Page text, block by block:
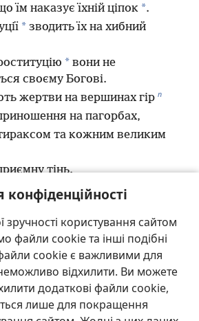
користування сайтом
файли cookie та інші подібні
файли cookie є важливими для
неможливо відхилити. Ви можете
додаткові файли cookie,
лише для покращення
їм наказує їхній ціпок *.
* зводить їх на хибний
* вони не
своєму Богові.
жертви на вершинах гір п
на пагорбах,
та кожним великим
тінь.
стали повіями *,
вашим дочкам за їхню
*
за їхній перелюб.
усамітнюються з повіями
жертви з храмовими